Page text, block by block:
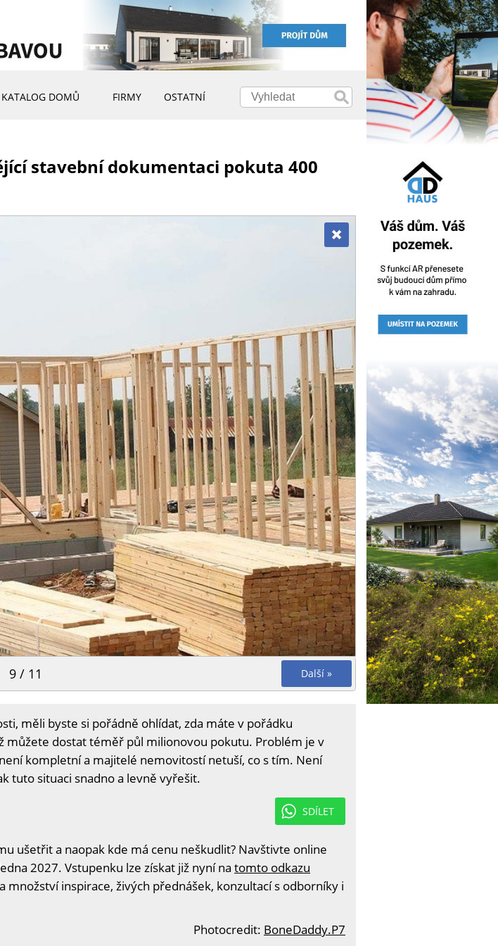
KATALOG DOMŮ FIRMY OSTATNÍ
stavební dokumentaci pokuta 400
Další »
9 / 11
měli byste si pořádně ohlídat, zda máte v pořádku
můžete dostat téměř půl milionovou pokutu. Problém je v
kompletní a majitelé nemovitostí netuší, co s tím. Není
tuto situaci snadno a levně vyřešit.
SDÍLET
ušetřit a naopak kde má cenu neškudlit? Navštivte online
2027. Vstupenku lze získat již nyní na tomto odkazu
inspirace, živých přednášek, konzultací s odborníky i
Photocredit: BoneDaddy.P7